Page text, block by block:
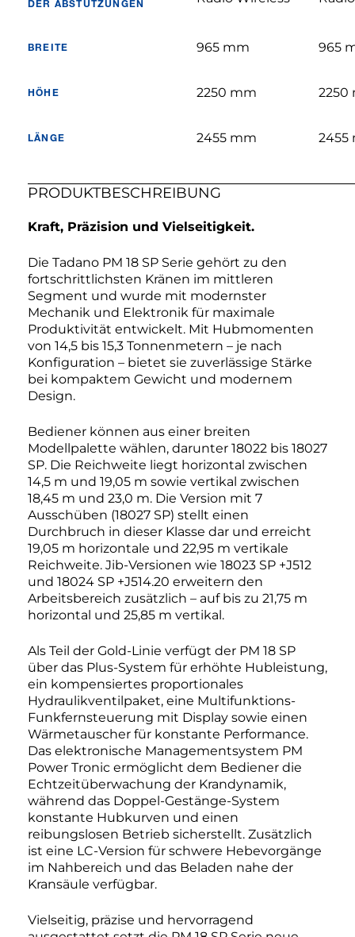
DER ABSTÜTZUNGEN
BREITE 965 mm 965
HÖHE 2250 mm 2250
LÄNGE 2455 mm 2455
PRODUKTBESCHREIBUNG
Kraft, Präzision und Vielseitigkeit.
Die Tadano PM 18 SP Serie gehört zu den
fortschrittlichsten Kränen im mittleren
Segment und wurde mit modernster
Mechanik und Elektronik für maximale
Produktivität entwickelt. Mit Hubmomenten
von 14,5 bis 15,3 Tonnenmetern – je nach
Konfiguration – bietet sie zuverlässige Stärke
bei kompaktem Gewicht und modernem
Design.
Bediener können aus einer breiten
Modellpalette wählen, darunter 18022 bis 18027
SP. Die Reichweite liegt horizontal zwischen
14,5 m und 19,05 m sowie vertikal zwischen
18,45 m und 23,0 m. Die Version mit 7
Ausschüben (18027 SP) stellt einen
Durchbruch in dieser Klasse dar und erreicht
19,05 m horizontale und 22,95 m vertikale
Reichweite. Jib-Versionen wie 18023 SP +J512
und 18024 SP +J514.20 erweitern den
Arbeitsbereich zusätzlich – auf bis zu 21,75 m
horizontal und 25,85 m vertikal.
Als Teil der Gold-Linie verfügt der PM 18 SP
über das Plus-System für erhöhte Hubleistung,
ein kompensiertes proportionales
Hydraulikventilpaket, eine Multifunktions-
Funkfernsteuerung mit Display sowie einen
Wärmetauscher für konstante Performance.
Das elektronische Managementsystem PM
Power Tronic ermöglicht dem Bediener die
Echtzeitüberwachung der Krandynamik,
während das Doppel-Gestänge-System
konstante Hubkurven und einen
reibungslosen Betrieb sicherstellt. Zusätzlich
ist eine LC-Version für schwere Hebevorgänge
im Nahbereich und das Beladen nahe der
Kransäule verfügbar.
Vielseitig, präzise und hervorragend